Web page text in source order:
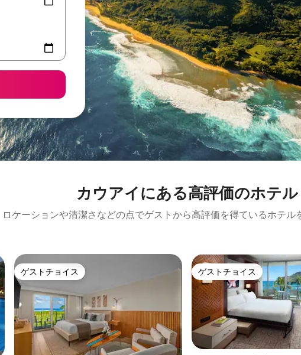
カウアイにある高⁠評⁠価⁠のホ⁠テ⁠ル
ロケーションや清潔さなどの点でゲストから高評価を得ているホテル
ゲストチョイス
ゲストチョイス ゲストチョイス
ゲストチョイス